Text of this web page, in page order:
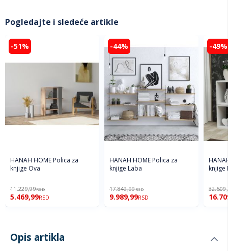
Pogledajte i sledeće artikle
-51%
HANAH HOME Polica za
knjige Ova
11.229,99RSD
5.469,99RSD
-44%
HANAH HOME Polica za
knjige Laba
17.849,99RSD
9.989,99RSD
-49%
knjige
Opis artikla